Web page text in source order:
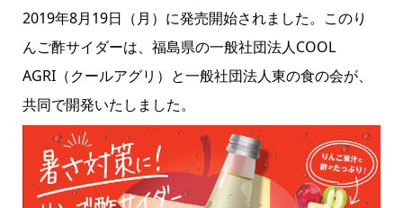
2019年8月19日（月）に発売開始されました。このり
んご酢サイダーは、福島県の一般社団法人COOL
AGRI（クールアグリ）と一般社団法人東の食の会が、
共同で開発いたしました。